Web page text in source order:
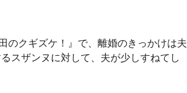
のクギズケ！』で、離婚のきっかけは夫
スザンヌに対して、夫が少しすねてし